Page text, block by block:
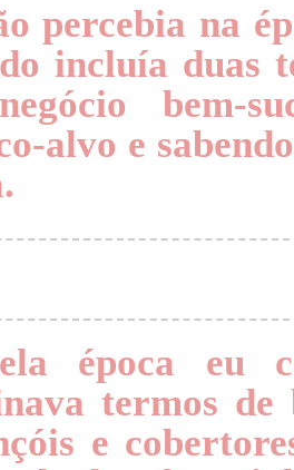
percebia na
incluía duas
bem-
alvo e
época eu
termos de
e